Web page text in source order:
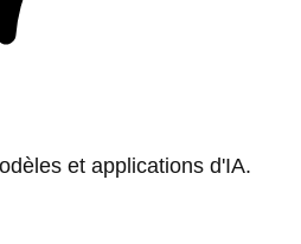
et applications d'IA.